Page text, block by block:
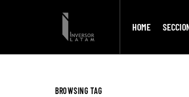
HOME
BROWSING TAG